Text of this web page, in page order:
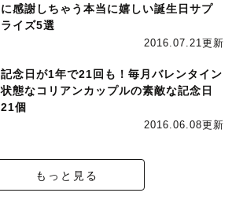
に感謝しちゃう本当に嬉しい誕生日サプ
ライズ5選
2016.07.21更新
記念日が1年で21回も！毎月バレンタイン
状態なコリアンカップルの素敵な記念日
21個
2016.06.08更新
もっと見る